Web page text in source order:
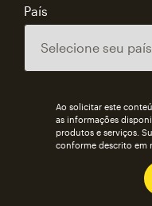
País
Ao solicitar este
as informações
produtos e serviços.
conforme descrito em